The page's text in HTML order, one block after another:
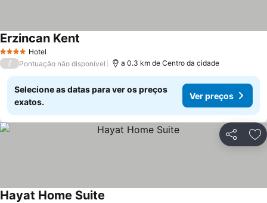
4 EstrelasHotel
Erzincan Kent
/ Pontuação não disponível a 0.3 km de Centro da cidade
Selecione as datas para ver os preços
exatos.
Ver preços
Partilhar
Hayat Home Suite